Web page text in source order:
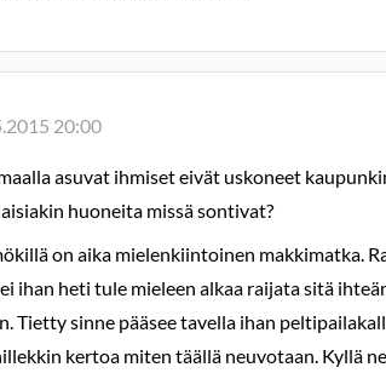
20:00
asuvat ihmiset eivät uskoneet
huoneita missä sontivat?
on aika mielenkiintoinen makkimatka.
ihan heti tule mieleen alkaa raijata sitä
Tietty sinne pääsee tavella ihan
kertoa miten täällä neuvotaan. Kyllä